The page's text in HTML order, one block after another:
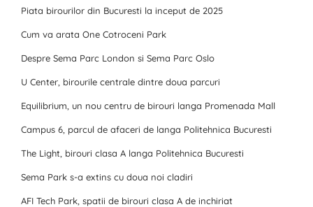
Piata birourilor din Bucuresti la inceput de 2025
Cum va arata One Cotroceni Park
Despre Sema Parc London si Sema Parc Oslo
U Center, birourile centrale dintre doua parcuri
Equilibrium, un nou centru de birouri langa Promenada Mall
Campus 6, parcul de afaceri de langa Politehnica Bucuresti
The Light, birouri clasa A langa Politehnica Bucuresti
Sema Park s-a extins cu doua noi cladiri
AFI Tech Park, spatii de birouri clasa A de inchiriat